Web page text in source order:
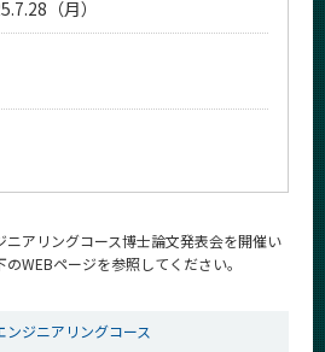
（月）
アリングコース博士論文発表会を開催い
WEBページを参照してください。
ジニアリングコース